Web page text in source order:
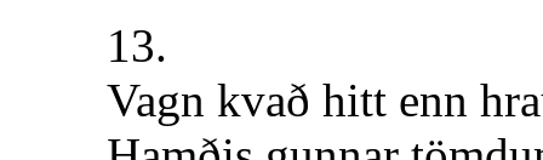
13.
Vagn kvað hitt enn